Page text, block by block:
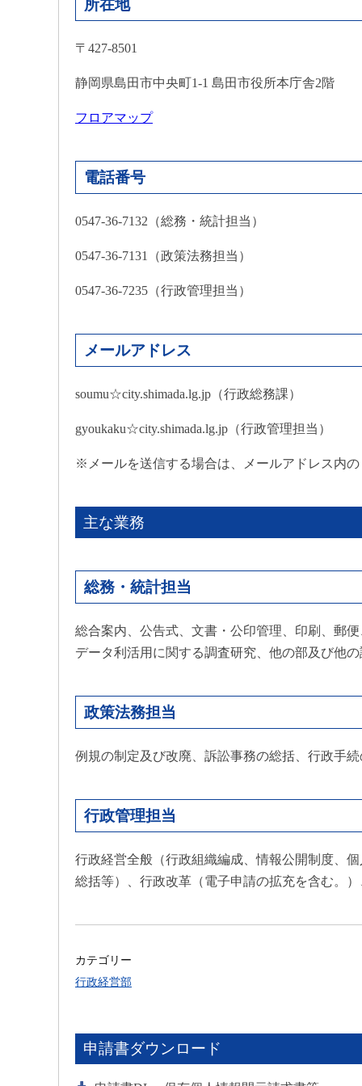
所在地
〒427-8501
静岡県島田市中央町1-1 島田市役所本庁舎2階
フロアマップ
電話番号
0547-36-7132（総務・統計担当）
0547-36-7131（政策法務担当）
0547-36-7235（行政管理担当）
メールアドレス
soumu☆city.shimada.lg.jp（行政総務課）
gyoukaku☆city.shimada.lg.jp（行政管理担当）
※メールを送信する場合は、メールアドレス内
主な業務
総務・統計担当
総合案内、公告式、文書・公印管理、印刷、郵
データ利活用に関する調査研究、他の部及び他
政策法務担当
例規の制定及び改廃、訴訟事務の総括、行政手
行政管理担当
行政経営全般（行政組織編成、情報公開制度、
総括等）、行政改革（電子申請の拡充を含む。
カテゴリー
行政経営部
申請書ダウンロード